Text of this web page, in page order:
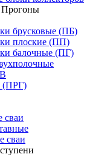
Прогоны
брусковые (ПБ)
плоские (ПП)
балочные (ПГ)
(ПРГ)
сваи
сваи